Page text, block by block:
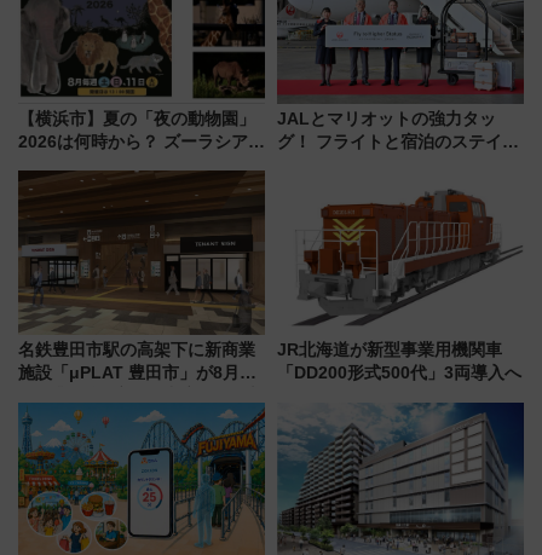
【横浜市】夏の「夜の動物園」
2026は何時から？ ズーラシア・
見どころ、限定イベントを徹底
解説！
JALとマリオットの強力タッ
グ！ フライトと宿泊のステイタ
上級会員資格を効率よく獲得す
る方法を解説
名鉄豊田市駅の高架下に新商業
施設「μPLAT 豊田市」が8月26
たな玄関口へ
JR北海道が新型事業用機関車
「DD200形式500代」3両導入へ